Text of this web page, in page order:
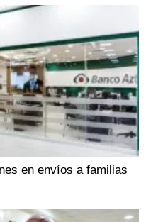
en envíos a familias